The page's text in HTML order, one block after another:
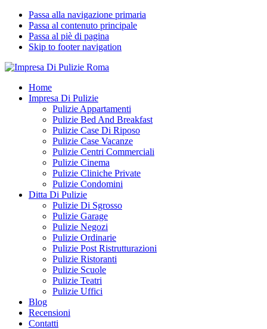
Passa alla navigazione primaria
Passa al contenuto principale
Passa al piè di pagina
Skip to footer navigation
Impresa Di Pulizie Roma
✅ Abitazioni e Attività Commerciali
Home
Impresa Di Pulizie
Pulizie Appartamenti
Pulizie Bed And Breakfast
Pulizie Case Di Riposo
Pulizie Case Vacanze
Pulizie Centri Commerciali
Pulizie Cinema
Pulizie Cliniche Private
Pulizie Condomini
Ditta Di Pulizie
Pulizie Di Sgrosso
Pulizie Garage
Pulizie Negozi
Pulizie Ordinarie
Pulizie Post Ristrutturazioni
Pulizie Ristoranti
Pulizie Scuole
Pulizie Teatri
Pulizie Uffici
Blog
Recensioni
Contatti